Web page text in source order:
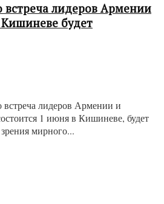
лидеров Армении
будет
лидеров Армении и
1 июня в Кишиневе, будет
мирного...